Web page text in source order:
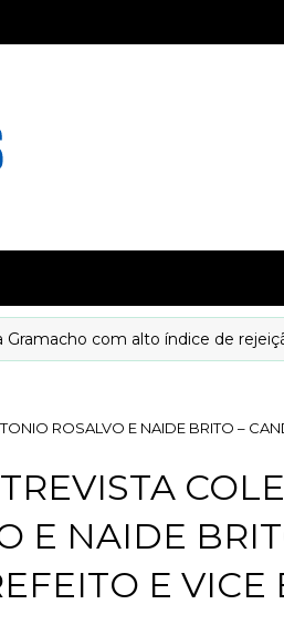
com alto índice de rejeição
ROSALVO E NAIDE BRITO –
E NAIDE
E VICE